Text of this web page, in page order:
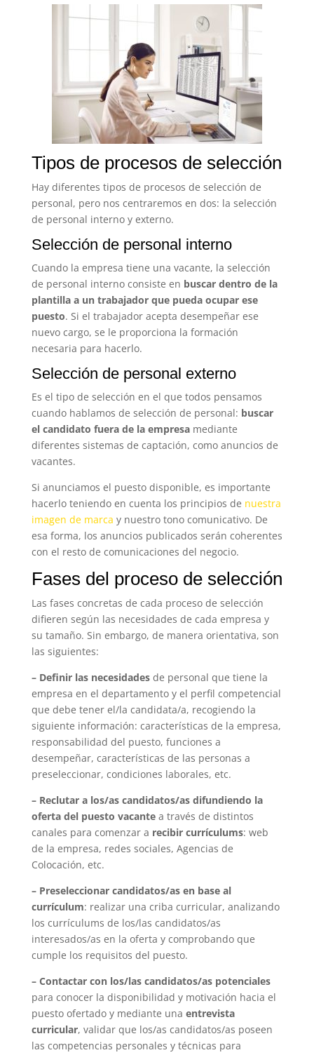
Tipos de procesos de selección
Hay diferentes tipos de procesos de selección de
personal, pero nos centraremos en dos: la selección
de personal interno y externo.
Selección de personal interno
Cuando la empresa tiene una vacante, la selección
de personal interno consiste en buscar dentro de la
plantilla a un trabajador que pueda ocupar ese
puesto. Si el trabajador acepta desempeñar ese
nuevo cargo, se le proporciona la formación
necesaria para hacerlo.
Selección de personal externo
Es el tipo de selección en el que todos pensamos
cuando hablamos de selección de personal: buscar
el candidato fuera de la empresamediante
diferentes sistemas de captación, como anuncios de
vacantes.
Si anunciamos el puesto disponible, es importante
hacerlo teniendo en cuenta los principios de nuestra
imagen de marca y nuestro tono comunicativo. De
esa forma, los anuncios publicados serán coherentes
con el resto de comunicaciones del negocio.
Fases del proceso de selección
Las fases concretas de cada proceso de selección
difieren según las necesidades de cada empresa y
su tamaño. Sin embargo, de manera orientativa, son
las siguientes:
– Definir las necesidades de personal que tiene la
empresa en el departamento y el perfil competencial
que debe tener el/la candidata/a, recogiendo la
siguiente información: características de la empresa,
responsabilidad del puesto, funciones a
desempeñar, características de las personas a
preseleccionar, condiciones laborales, etc.
– Reclutar a los/as candidatos/as difundiendo la
oferta del puesto vacantea través de distintos
canales para comenzar a recibir currículums: web
de la empresa, redes sociales, Agencias de
Colocación, etc.
– Preseleccionar candidatos/as en base al
currículum: realizar una criba curricular, analizando
los currículums de los/las candidatos/as
interesados/as en la oferta y comprobando que
cumple los requisitos del puesto.
– Contactar con los/las candidatos/as potenciales
para conocer la disponibilidad y motivación hacia el
puesto ofertado y mediante una entrevista
curricular, validar que los/as candidatos/as poseen
las competencias personales y técnicas para